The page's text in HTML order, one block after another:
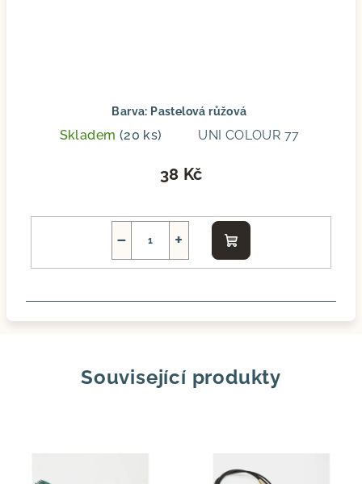
Barva: Pastelová růžová
Skladem (20 ks) UNI COLOUR 77
38 Kč
+
−
Do
košíku
Související produkty